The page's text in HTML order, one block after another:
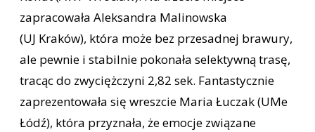
zapracowała Aleksandra Malinowska
(UJ Kraków), która może bez przesadnej brawury,
ale pewnie i stabilnie pokonała selektywną trasę,
tracąc do zwyciężczyni 2,82 sek. Fantastycznie
zaprezentowała się wreszcie Maria Łuczak (UMe
Łódź), która przyznała, że emocje związane